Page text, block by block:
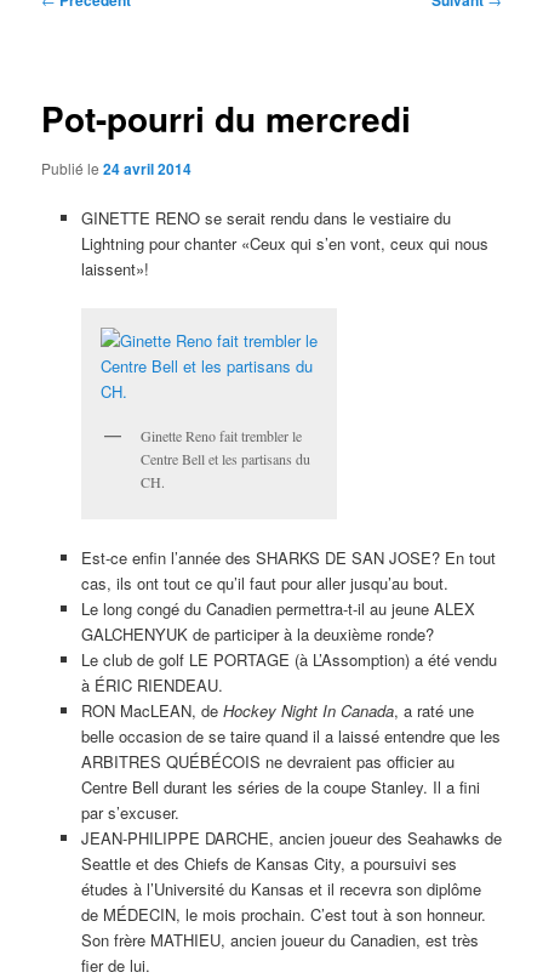
Pot-pourri du mercredi
Publié le24 avril 2014
GINETTE RENO se serait rendu dans le vestiaire du
Lightning pour chanter «Ceux qui s’en vont, ceux qui nous
laissent»!
Ginette Reno fait trembler le
Centre Bell et les partisans du
CH.
Est-ce enfin l’année des SHARKS DE SAN JOSE? En tout
cas, ils ont tout ce qu’il faut pour aller jusqu’au bout.
Le long congé du Canadien permettra-t-il au jeune ALEX
GALCHENYUK de participer à la deuxième ronde?
Le club de golf LE PORTAGE (à L’Assomption) a été vendu
à ÉRIC RIENDEAU.
RON MacLEAN, de Hockey Night In Canada, a raté une
belle occasion de se taire quand il a laissé entendre que les
ARBITRES QUÉBÉCOIS ne devraient pas officier au
Centre Bell durant les séries de la coupe Stanley. Il a fini
par s’excuser.
JEAN-PHILIPPE DARCHE, ancien joueur des Seahawks de
Seattle et des Chiefs de Kansas City, a poursuivi ses
études à l’Université du Kansas et il recevra son diplôme
de MÉDECIN, le mois prochain. C’est tout à son honneur.
Son frère MATHIEU, ancien joueur du Canadien, est très
fier de lui.